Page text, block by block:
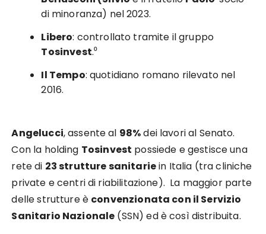
di minoranza) nel 2023.
Libero: controllato tramite il gruppo
Tosinvest.⁰
Il Tempo: quotidiano romano rilevato nel
2016.
Angelucci, assente al 98%dei lavori al Senato.
Con la holding Tosinvest possiede e gestisce una
rete di 23 strutture sanitariein Italia (tra cliniche
private e centri di riabilitazione). La maggior parte
delle strutture è convenzionata con il Servizio
Sanitario Nazionale (SSN) ed è così distribuita.